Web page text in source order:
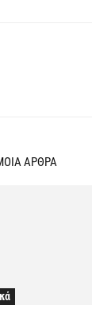
ΑΡΘΡΑ